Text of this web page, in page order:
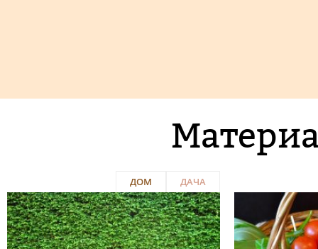
ДАЧА
ДОМ